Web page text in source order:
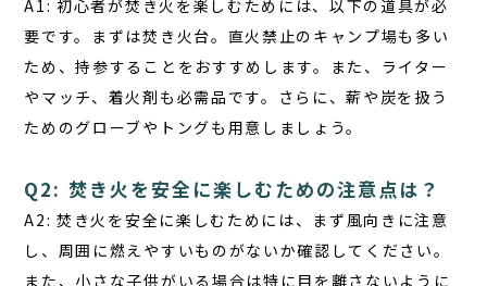
A1: 初心者が焚き火を楽しむためには、以下の道具が必
要です。まずは焚き火台。直火禁止のキャンプ場も多い
ため、持参することをおすすめします。また、 ライター
やマッチ、 着火剤 も必需品です。さらに、薪や炭を扱う
ためのグローブや トングも用意しましょう。
Q2: 焚き火を安全に楽しむための注意点は？
A2: 焚き火を安全に楽しむためには、まず風向きに注意
し、周囲に燃えやすいものがないか確認してください。
また、小さな子供がいる場合は特に目を離さないように